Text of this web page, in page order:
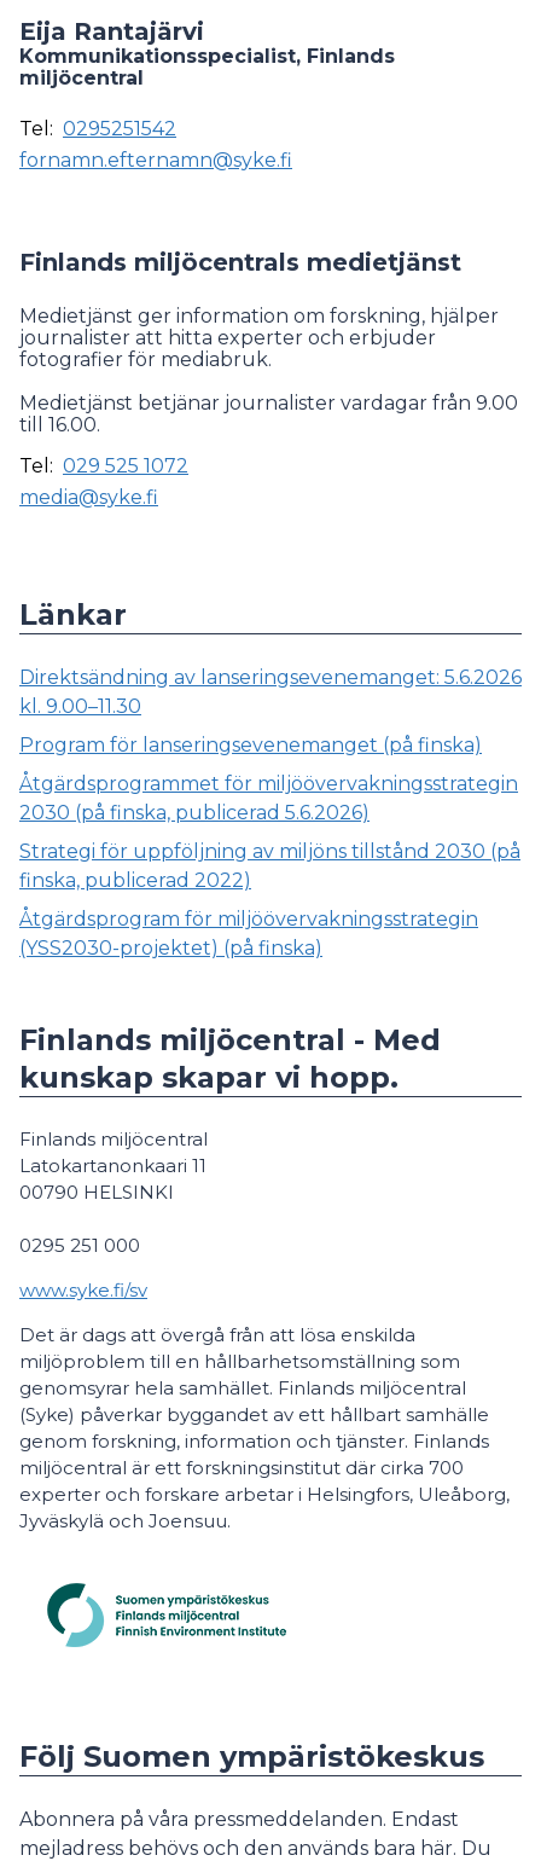
Eija Rantajärvi
Kommunikationsspecialist, Finlands
miljöcentral
Tel: 0295251542
fornamn.efternamn@syke.fi
Finlands miljöcentrals medietjänst
Medietjänst ger information om forskning, hjälper
journalister att hitta experter och erbjuder
fotografier för mediabruk.
Medietjänst betjänar journalister vardagar från 9.00
till 16.00.
Tel: 029 525 1072
media@syke.fi
Länkar
Direktsändning av lanseringsevenemanget: 5.6.2026
kl. 9.00–11.30
Program för lanseringsevenemanget (på finska)
Åtgärdsprogrammet för miljöövervakningsstrategin
2030 (på finska, publicerad 5.6.2026)
Strategi för uppföljning av miljöns tillstånd 2030 (på
finska, publicerad 2022)
Åtgärdsprogram för miljöövervakningsstrategin
(YSS2030-projektet) (på finska)
Finlands miljöcentral - Med
kunskap skapar vi hopp.
Finlands miljöcentral
Latokartanonkaari 11
00790 HELSINKI
0295 251 000
www.syke.fi/sv
Det är dags att övergå från att lösa enskilda
miljöproblem till en hållbarhetsomställning som
genomsyrar hela samhället. Finlands miljöcentral
(Syke) påverkar byggandet av ett hållbart samhälle
genom forskning, information och tjänster. Finlands
miljöcentral är ett forskningsinstitut där cirka 700
experter och forskare arbetar i Helsingfors, Uleåborg,
Jyväskylä och Joensuu.
Följ Suomen ympäristökeskus
Abonnera på våra pressmeddelanden. Endast
mejladress behövs och den används bara här. Du